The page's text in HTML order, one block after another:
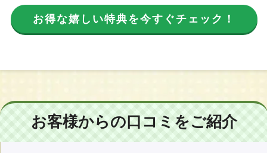
お得な嬉しい特典を今すぐチェック！
お客様からの口コミをご紹介